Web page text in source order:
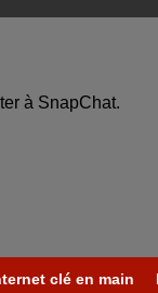
à SnapChat.
clé en main